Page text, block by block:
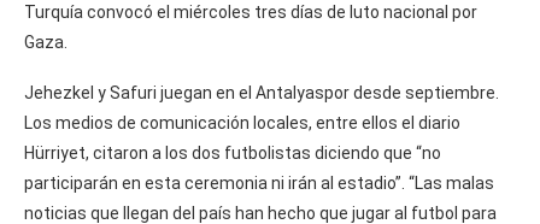
Turquía convocó el miércoles tres días de luto nacional por
Gaza.
Jehezkel y Safuri juegan en el Antalyaspor desde septiembre.
Los medios de comunicación locales, entre ellos el diario
Hürriyet, citaron a los dos futbolistas diciendo que “no
participarán en esta ceremonia ni irán al estadio”. “Las malas
noticias que llegan del país han hecho que jugar al futbol para